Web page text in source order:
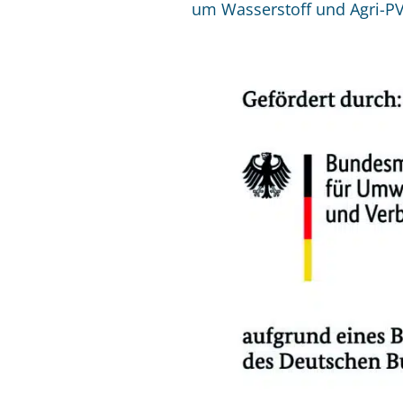
um Wasserstoff und Agri-